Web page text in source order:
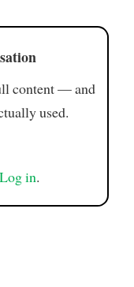
content — and
used.
Log in.